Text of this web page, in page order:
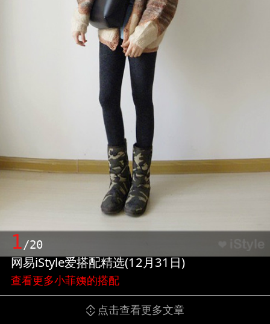
1/20
网易iStyle爱搭配精选(12月31日)
查看更多小菲姨的搭配
点击查看更多文章